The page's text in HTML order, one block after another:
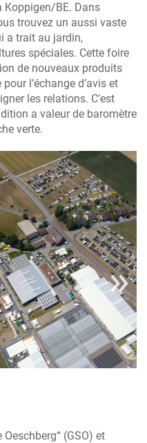
Koppigen/BE. Dans
trouvez un aussi vaste
a trait au jardin,
spéciales. Cette foire
de nouveaux produits
l’échange d’avis et
les relations. C’est
a valeur de baromètre
verte.
(GSO) et